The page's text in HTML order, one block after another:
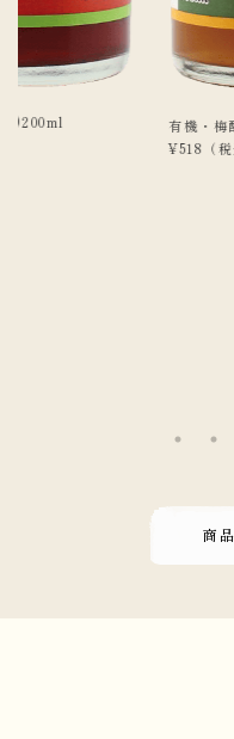
有機・梅酢(白)200ml
商